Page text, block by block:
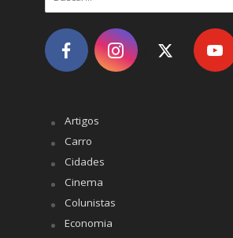
Artigos
Carro
Cidades
Cinema
Colunistas
Economia